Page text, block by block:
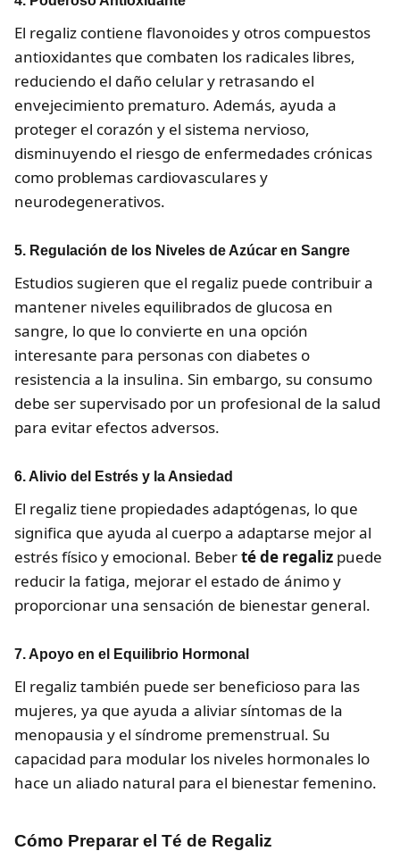
El regaliz contiene flavonoides y otros compuestos
antioxidantes que combaten los radicales libres,
reduciendo el daño celular y retrasando el
envejecimiento prematuro. Además, ayuda a
proteger el corazón y el sistema nervioso,
disminuyendo el riesgo de enfermedades crónicas
como problemas cardiovasculares y
neurodegenerativos.
5. Regulación de los Niveles de Azúcar en Sangre
Estudios sugieren que el regaliz puede contribuir a
mantener niveles equilibrados de glucosa en
sangre, lo que lo convierte en una opción
interesante para personas con diabetes o
resistencia a la insulina. Sin embargo, su consumo
debe ser supervisado por un profesional de la salud
para evitar efectos adversos.
6. Alivio del Estrés y la Ansiedad
El regaliz tiene propiedades adaptógenas, lo que
significa que ayuda al cuerpo a adaptarse mejor al
estrés físico y emocional. Beberté de regaliz puede
reducir la fatiga, mejorar el estado de ánimo y
proporcionar una sensación de bienestar general.
7. Apoyo en el Equilibrio Hormonal
El regaliz también puede ser beneficioso para las
mujeres, ya que ayuda a aliviar síntomas de la
menopausia y el síndrome premenstrual. Su
capacidad para modular los niveles hormonales lo
hace un aliado natural para el bienestar femenino.
Cómo Preparar el Té de Regaliz